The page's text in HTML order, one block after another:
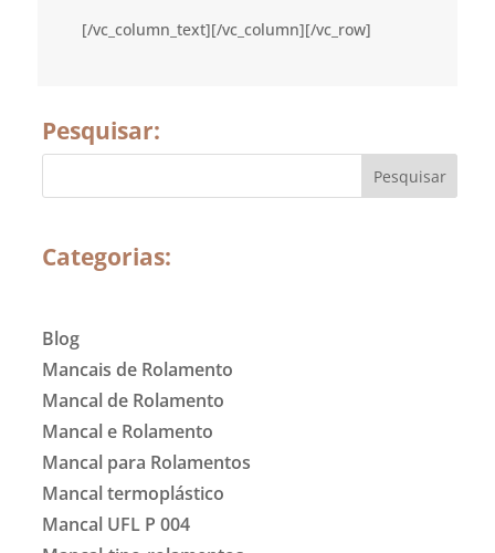
[/vc_column_text][/vc_column][/vc_row]
Pesquisar:
Categorias:
Blog
Mancais de Rolamento
Mancal de Rolamento
Mancal e Rolamento
Mancal para Rolamentos
Mancal termoplástico
Mancal UFL P 004